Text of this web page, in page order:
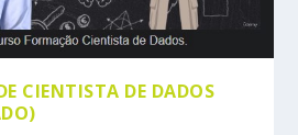
CIENTISTA DE DADOS